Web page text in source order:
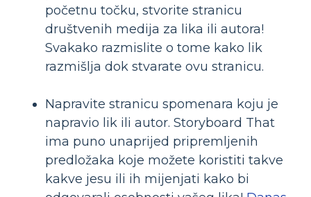
početnu točku, stvorite stranicu
društvenih medija za lika ili autora!
Svakako razmislite o tome kako lik
razmišlja dok stvarate ovu stranicu.
Napravite stranicu spomenara koju je
napravio lik ili autor. Storyboard That
ima puno unaprijed pripremljenih
predložaka koje možete koristiti takve
kakve jesu ili ih mijenjati kako bi